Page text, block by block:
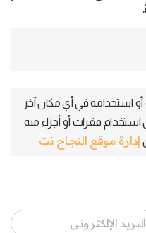
استخدامه في أي مكان آخر
استخدام فقرات أو أجزاء منه
إدارة موقع النجاح نت